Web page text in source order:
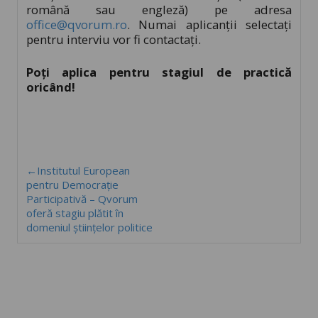
română sau engleză) pe adresa
office@qvorum.ro. Numai aplicanții selectați
pentru interviu vor fi contactați.
Poți aplica pentru stagiul de practică
oricând!
←Institutul European
pentru Democrație
Participativă – Qvorum
oferă stagiu plătit în
domeniul științelor politice